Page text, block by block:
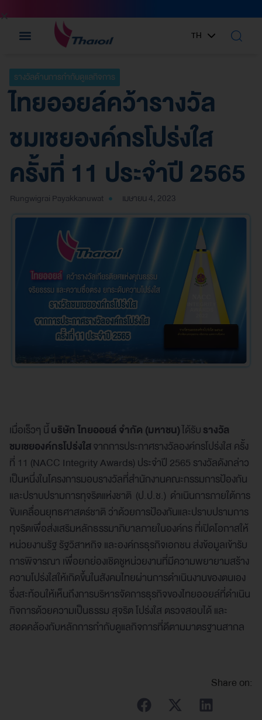
TH
EN
รางวัลด้านการกำกับดูแลกิจการ
ไทยออยล์คว้ารางวัล
ชมเชยองค์กรโปร่งใส
ครั้งที่ 11 ประจำปี 2565
Rungwigrai Payakkanuwat เมษายน 4, 2023
เมื่อเร็วๆ นี้บริษัท ไทยออยล์ จำกัด (มหาชน)ได้รับรางวัล
ชมเชยองค์กรโปร่งใสจากการประกาศรางวัลองค์กรโปร่งใส ครั้ง
ที่ 11 (NACC Integrity Awards) ประจำปี 2565 รางวัลดังกล่าว
เป็นหนึ่งในโครงการมอบรางวัลที่สำนักงานคณะกรรมการป้องกัน
และปราบปรามการทุจริตแห่งชาติ (ป.ป.ช.) ดำเนินการภายใต้การ
ขับเคลื่อนยุทธศาสตร์ชาติ ว่าด้วยการป้องกันและปราบปรามการ
ทุจริตเพื่อส่งเสริมหลักธรรมาภิบาลภายในองค์กร ที่เปิดโอกาสให้
หน่วยงานรัฐ รัฐวิสาหกิจ และองค์กรธุรกิจเอกชน ส่งข้อมูลเข้ารับ
การพิจารณา เพื่อยกย่องเชิดชูหน่วยงานที่มีความพยายามสร้าง
ความโปร่งใสให้เกิดขึ้นในสังคมไทยผ่านการดำเนินงานของตนเอง
ซึ่งสะท้อนให้เห็นถึงการบริหารจัดการธุรกิจของไทยออยล์ที่ดำเนิน
กิจการด้วยความเป็นธรรม สุจริต โปร่งใส ตรวจสอบได้ และ
สอดคล้องกับหลักการกำกับดูแลกิจการที่ดีตามมาตรฐานสากล
Share on: